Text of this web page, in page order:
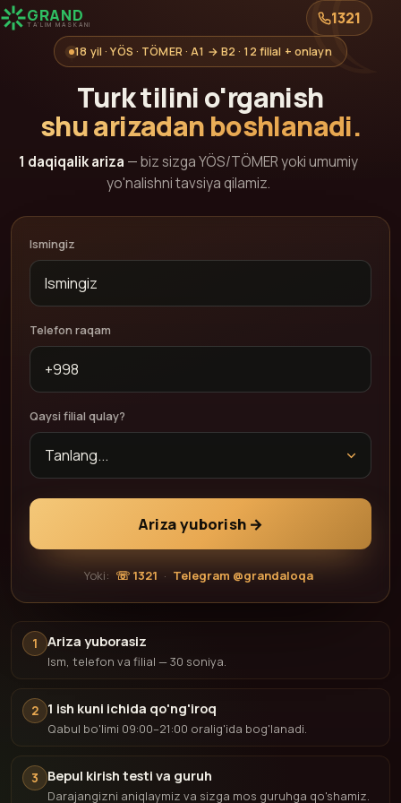
GRAND
TA'LIM MASKANI 1321
18 yil · YÖS · TÖMER · A1 → B2 · 12 filial + onlayn
Turk tilini o'rganish
shu arizadan boshlanadi.
1 daqiqalik ariza — biz sizga YÖS/TÖMER yoki umumiy
yo'nalishni tavsiya qilamiz.
Ismingiz
Telefon raqam
Qaysi filial qulay?
Ariza yuborish →
Yoki: ☏ 1321 · Telegram @grandaloqa
1 Ariza yuborasiz
Ism, telefon va filial — 30 soniya.
2 1 ish kuni ichida qo'ng'iroq
Qabul bo'limi 09:00–21:00 oralig'ida bog'lanadi.
3 Bepul kirish testi va guruh
Darajangizni aniqlaymiz va sizga mos guruhga qo'shamiz.